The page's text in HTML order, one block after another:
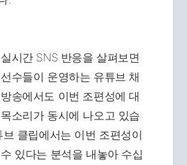
시간 SNS 반응을 살펴보면
수들이 운영하는 유튜브 채
송에서도 이번 조편성에 대
소리가 동시에 나오고 있습
클립에서는 이번 조편성이
있다는 분석을 내놓아 수십